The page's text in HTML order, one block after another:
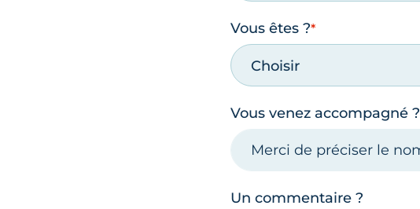
Vous êtes ?
Choisir
Vous venez accompagné ?
Un commentaire ?